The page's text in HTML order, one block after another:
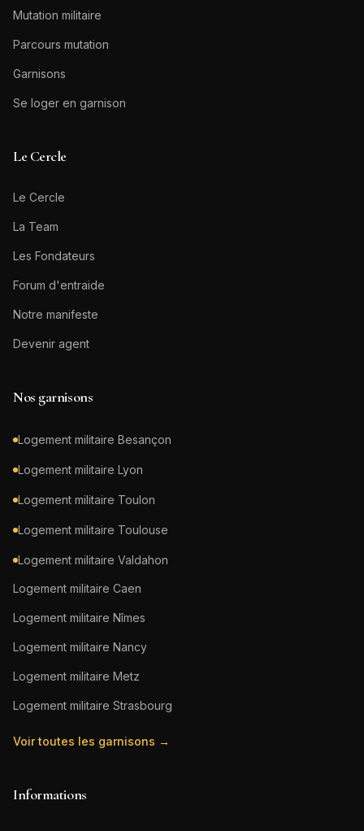
Mutation militaire
Parcours mutation
Garnisons
Se loger en garnison
Le Cercle
Le Cercle
La Team
Les Fondateurs
Forum d'entraide
Notre manifeste
Devenir agent
Nos garnisons
Logement militaire Besançon
Logement militaire Lyon
Logement militaire Toulon
Logement militaire Toulouse
Logement militaire Valdahon
Logement militaire Caen
Logement militaire Nîmes
Logement militaire Nancy
Logement militaire Metz
Logement militaire Strasbourg
Voir toutes les garnisons →
Informations